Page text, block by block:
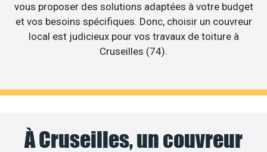
vous proposer des solutions adaptées à votre budget
et vos besoins spécifiques. Donc, choisir un couvreur
local est judicieux pour vos travaux de toiture à
Cruseilles (74).
À Cruseilles, un couvreur